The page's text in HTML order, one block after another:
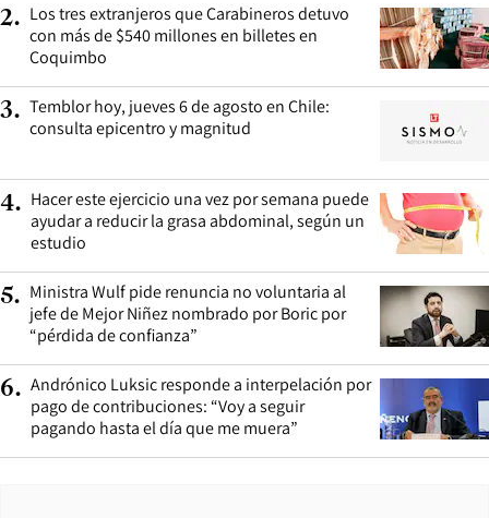
2. Los tres extranjeros que Carabineros detuvo
con más de $540 millones en billetes en
Coquimbo
3. Temblor hoy, jueves 6 de agosto en Chile:
consulta epicentro y magnitud
4. Hacer este ejercicio una vez por semana puede
ayudar a reducir la grasa abdominal, según un
estudio
5. Ministra Wulf pide renuncia no voluntaria al
jefe de Mejor Niñez nombrado por Boric por
“pérdida de confianza”
6. Andrónico Luksic responde a interpelación por
pago de contribuciones: “Voy a seguir
pagando hasta el día que me muera”